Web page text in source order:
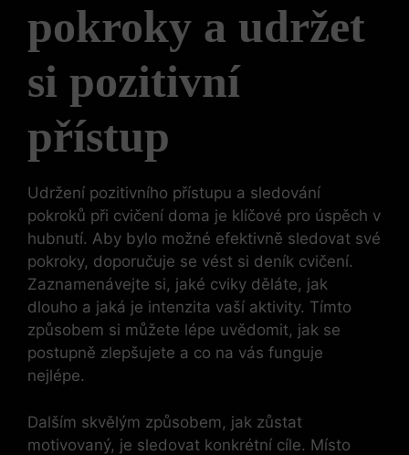
pokroky a udržet
si pozitivní
přístup
Udržení pozitivního přístupu a sledování
pokroků při cvičení doma je klíčové pro úspěch v
hubnutí. Aby bylo možné efektivně sledovat své
pokroky, doporučuje se vést si deník cvičení.
Zaznamenávejte si, jaké cviky děláte, jak
dlouho a jaká je intenzita vaší aktivity. Tímto
způsobem si můžete lépe uvědomit, jak se
postupně zlepšujete a co na vás funguje
nejlépe.
Dalším skvělým způsobem, jak zůstat
motivovaný, je sledovat konkrétní cíle. Místo